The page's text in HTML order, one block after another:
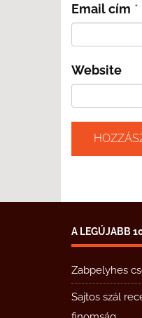
Email cím *
Website
A LEGÚJABB
Zabpelyhes
Sajtos szál